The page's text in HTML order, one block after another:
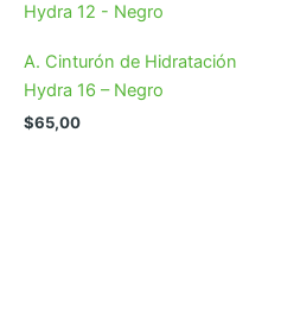
A. Cinturón de Hidratación
Hydra 16 – Negro
$65,00